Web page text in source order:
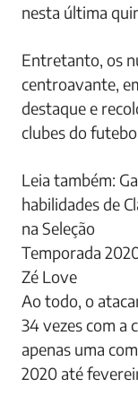
nesta última
Entretanto, os
centroavante,
destaque e
clubes do
Leia também:
habilidades de
na Seleção
Temporada
Zé Love
Ao todo, o
34 vezes com a
apenas uma
2020 até